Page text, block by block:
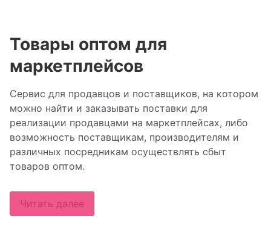
Товары оптом для
маркетплейсов
Сервис для продавцов и поставщиков, на котором
можно найти и заказывать поставки для
реализации продавцами на маркетплейсах, либо
возможность поставщикам, производителям и
различных посредникам осуществлять сбыт
товаров оптом.
Читать далее